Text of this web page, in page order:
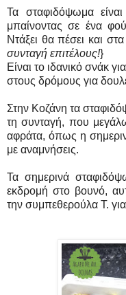
Τα σταφιδόψωμα είναι
μπαίνοντας σε ένα
Ντάξει θα πέσει και
συνταγή επιτέλους!}
Είναι το ιδανικό σνάκ
στους δρόμους για
Στην Κοζάνη τα
τη συνταγή, που
αφράτα, όπως η
με αναμνήσεις.
Τα σημερινά
εκδρομή στο βουνό,
την συμπεθερούλα Τ.